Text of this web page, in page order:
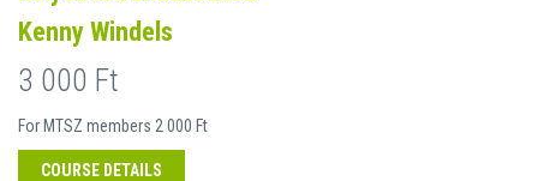
Kenny Windels
3 000 Ft
For MTSZ members 2 000 Ft
COURSE DETAILS